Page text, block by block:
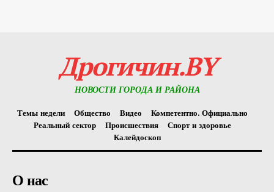
Дрогичин.BY
НОВОСТИ ГОРОДА И РАЙОНА
Темы недели Общество Видео
Компетентно. Официально
Реальный сектор
Происшествия
Спорт и здоровье
Калейдоскоп
О нас